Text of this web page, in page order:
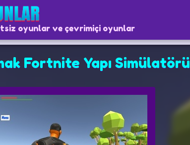
oyunlar ve çevrimiçi oyunlar
Fortnite Yapı Simülatörü